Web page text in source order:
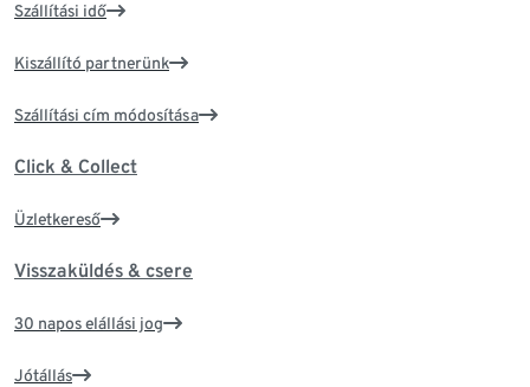
Szállítási idő
Kiszállító partnerünk
Szállítási cím módosítása
Click & Collect
Üzletkereső
Visszaküldés & csere
30 napos elállási jog
Jótállás